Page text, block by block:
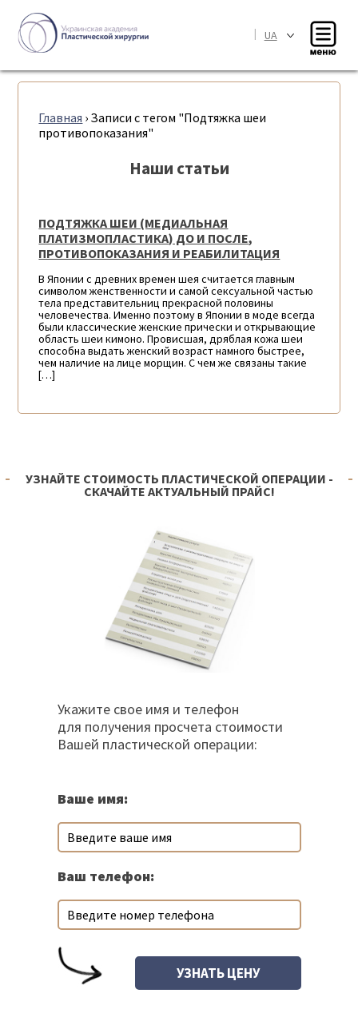
| UA
Главная › Записи с тегом "Подтяжка шеи
противопоказания"
Наши статьи
ПОДТЯЖКА ШЕИ (МЕДИАЛЬНАЯ
ПЛАТИЗМОПЛАСТИКА) ДО И ПОСЛЕ,
ПРОТИВОПОКАЗАНИЯ И РЕАБИЛИТАЦИЯ
В Японии с древних времен шея считается главным
символом женственности и самой сексуальной частью
тела представительниц прекрасной половины
человечества. Именно поэтому в Японии в моде всегда
были классические женские прически и открывающие
область шеи кимоно. Провисшая, дряблая кожа шеи
способна выдать женский возраст намного быстрее,
чем наличие на лице морщин. С чем же связаны такие
[…]
УЗНАЙТЕ СТОИМОСТЬ ПЛАСТИЧЕСКОЙ ОПЕРАЦИИ -
СКАЧАЙТЕ АКТУАЛЬНЫЙ ПРАЙС!
Укажите свое имя и телефон
для получения просчета стоимости
Вашей пластической операции:
Ваше имя:
Ваш телефон: